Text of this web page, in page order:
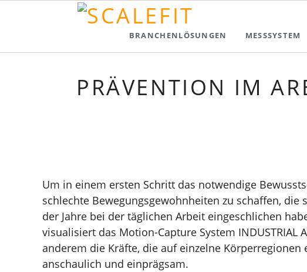
BRANCHENLÖSUNGEN MESSSYSTEM
PRÄVENTION IM
Um in einem ersten Schritt das notwendige
schlechte Bewegungsgewohnheiten zu schaffen, die
der Jahre bei der täglichen Arbeit eingeschlichen
visualisiert das Motion-Capture System INDUSTRIAL
anderem die Kräfte, die auf einzelne Körperregionen
anschaulich und einprägsam.